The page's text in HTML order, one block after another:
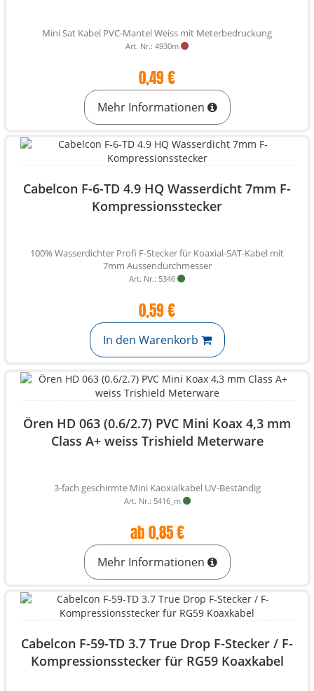
Mini Sat Kabel PVC-Mantel Weiss mit Meterbedruckung
Art. Nr.: 4930m
0,49 €
Mehr Informationen
Cabelcon F-6-TD 4.9 HQ Wasserdicht 7mm F-
Kompressionsstecker
100% Wasserdichter Profi F-Stecker für Koaxial-SAT-Kabel mit
7mm Aussendurchmesser
Art. Nr.: 5346
0,59 €
In den Warenkorb
Ören HD 063 (0.6/2.7) PVC Mini Koax 4,3 mm
Class A+ weiss Trishield Meterware
3-fach geschirmte Mini Kaoxialkabel UV-Beständig
Art. Nr.: 5416_m
ab 0,85 €
Mehr Informationen
Cabelcon F-59-TD 3.7 True Drop F-Stecker / F-
Kompressionsstecker für RG59 Koaxkabel